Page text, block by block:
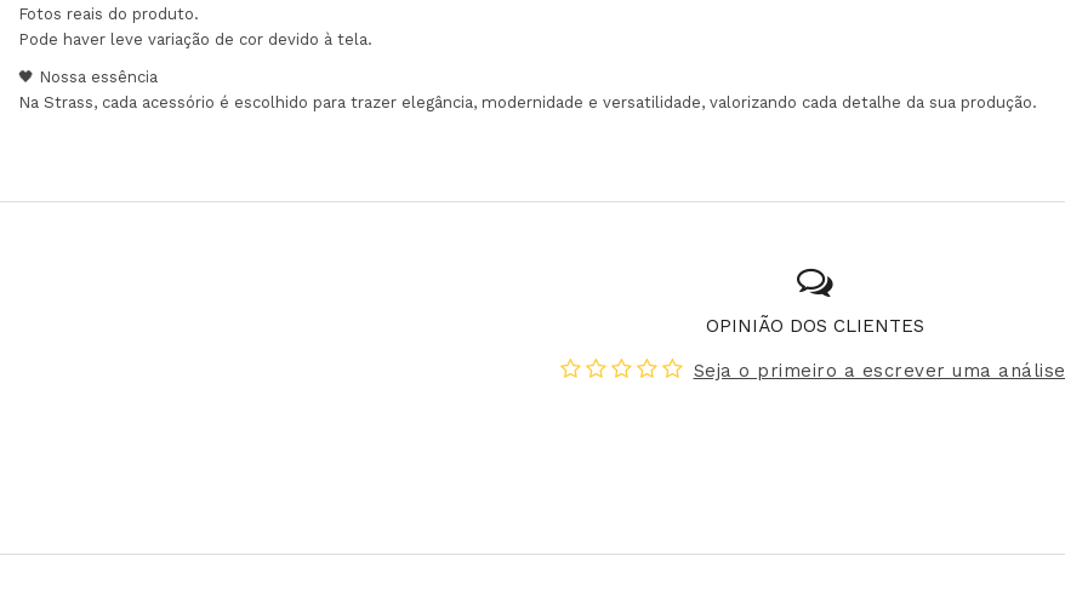
Fotos reais do produto.
Pode haver leve variação de cor devido à tela.
🖤 Nossa essência
Na Strass, cada acessório é escolhido para trazer elegância, modernidade e versatilidade, valorizando cada detalhe da sua produção.
OPINIÃO DOS CLIENTES
Seja o primeiro a escrever uma análise